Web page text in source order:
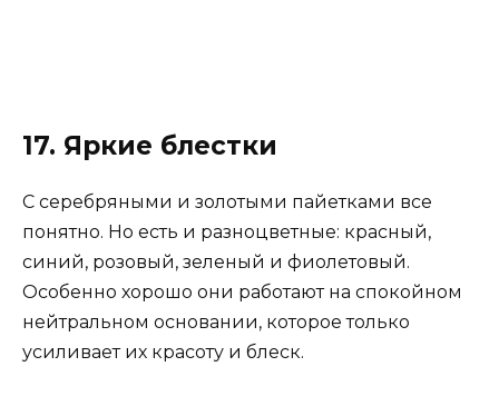
17. Яркие блестки
С серебряными и золотыми пайетками все
понятно. Но есть и разноцветные: красный,
синий, розовый, зеленый и фиолетовый.
Особенно хорошо они работают на спокойном
нейтральном основании, которое только
усиливает их красоту и блеск.